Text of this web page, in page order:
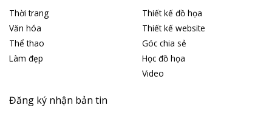
Thời trang
Văn hóa
Thể thao
Làm đẹp
Thiết kế đồ họa
Thiết kế website
Góc chia sẻ
Học đồ họa
Video
Đăng ký nhận bản tin